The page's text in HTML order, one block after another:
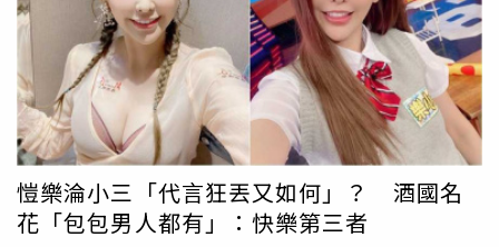
沒有斥責，只在意「幹嘛不付錢」，接著脫口說「女人再換
就有了」，刷新眾人三觀。
愷樂淪小三「代言狂丟又如何」？ 酒國名
花「包包男人都有」：快樂第三者